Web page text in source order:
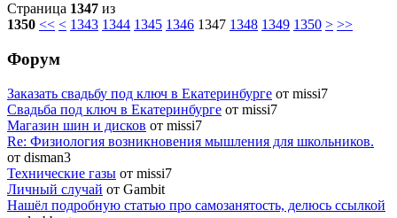
Страница 1347 из
1350 << < 1343 1344 1345 1346 1347 1348 1349 1350 > >>
Форум
Заказать свадьбу под ключ в Екатеринбурге от missi7
Cвадьба под ключ в Екатеринбурге от missi7
Магазин шин и дисков от missi7
Re: Физиология возникновения мышления для школьников.
от disman3
Технические газы от missi7
Личный случай от Gambit
Нашёл подробную статью про самозанятость, делюсь ссылкой